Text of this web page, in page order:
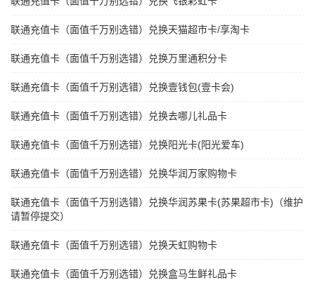
联通充值卡（面值千万别选错）兑换天猫超市卡/享淘卡
联通充值卡（面值千万别选错）兑换万里通积分卡
联通充值卡（面值千万别选错）兑换壹钱包(壹卡会)
联通充值卡（面值千万别选错）兑换去哪儿礼品卡
联通充值卡（面值千万别选错）兑换阳光卡(阳光爱车)
联通充值卡（面值千万别选错）兑换华润万家购物卡
联通充值卡（面值千万别选错）兑换华润苏果卡(苏果超市卡)（维护
请暂停提交）
联通充值卡（面值千万别选错）兑换天虹购物卡
联通充值卡（面值千万别选错）兑换盒马生鲜礼品卡